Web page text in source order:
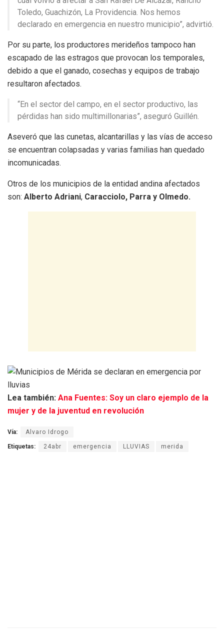
Toledo, Guachizón, La Providencia. Nos hemos
declarado en emergencia en nuestro municipio”, advirtió.
Por su parte, los productores merideños tampoco han
escapado de las estragos que provocan los temporales,
debido a que el ganado, cosechas y equipos de trabajo
resultaron afectados.
“En el sector del campo, en el sector productivo, las
pérdidas han sido multimillonarias”, aseguró Guillén.
Aseveró que las cunetas, alcantarillas y las vías de acceso
se encuentran colapsadas y varias familias han quedado
incomunicadas.
Otros de los municipios de la entidad andina afectados
son: Alberto Adriani, Caracciolo, Parra y Olmedo.
Lea también: Ana Fuentes: Soy un claro ejemplo de la
mujer y de la juventud en revolución
Vía: Alvaro Idrogo
Etiquetas: 24abr emergencia LLUVIAS merida